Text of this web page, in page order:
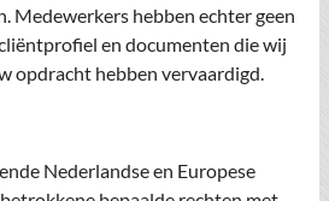
Medewerkers hebben echter geen
en documenten die wij
opdracht hebben vervaardigd.
Nederlandse en Europese